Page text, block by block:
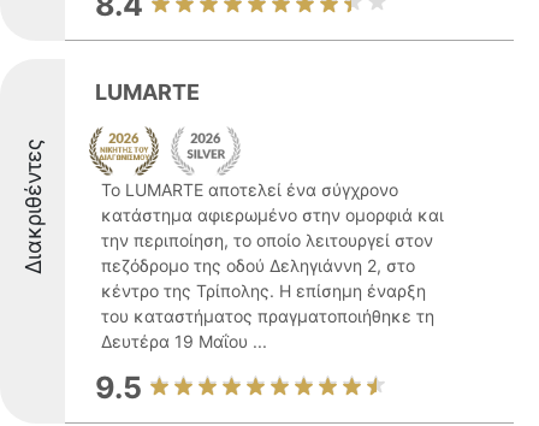
Διακριθέντες
LUMARTE
Το LUMARTE αποτελεί ένα σύγχρονο
κατάστημα αφιερωμένο στην ομορφιά και
την περιποίηση, το οποίο λειτουργεί στον
πεζόδρομο της οδού Δεληγιάννη 2, στο
κέντρο της Τρίπολης. Η επίσημη έναρξη
του καταστήματος πραγματοποιήθηκε τη
Δευτέρα 19 Μαΐου ...
9.5